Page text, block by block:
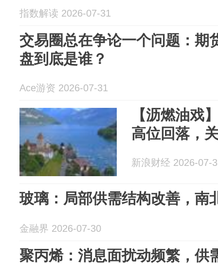
指数解读 2026-07-31
交易圈总在争论一个问题：期
盘到底是谁？
Ace游资 2026-07-31
【沥燃油戏
高位回落，
新浪财经 2026-07-
玻璃：局部供需结构改善，南
金融界 2026-07-30
聚丙烯：消息面扰动频繁，供